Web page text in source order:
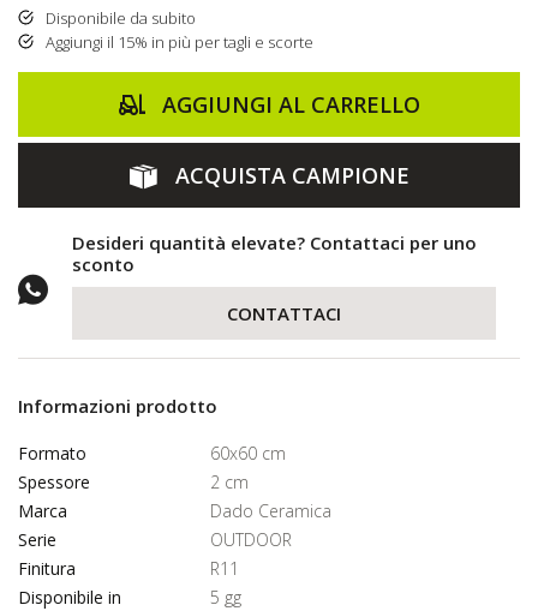
Disponibile da subito
Aggiungi il 15% in più per tagli e scorte
AGGIUNGI AL CARRELLO
ACQUISTA CAMPIONE
Desideri quantità elevate? Contattaci per uno
sconto
CONTATTACI
Informazioni prodotto
Formato
60x60 cm
Spessore
2 cm
Marca
Dado Ceramica
Serie
OUTDOOR
Finitura
R11
Disponibile in
5 gg